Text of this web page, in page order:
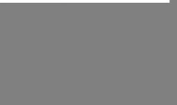
bénéficiant d’une grande
mer, en retrait , un salon
parquet et une jolie